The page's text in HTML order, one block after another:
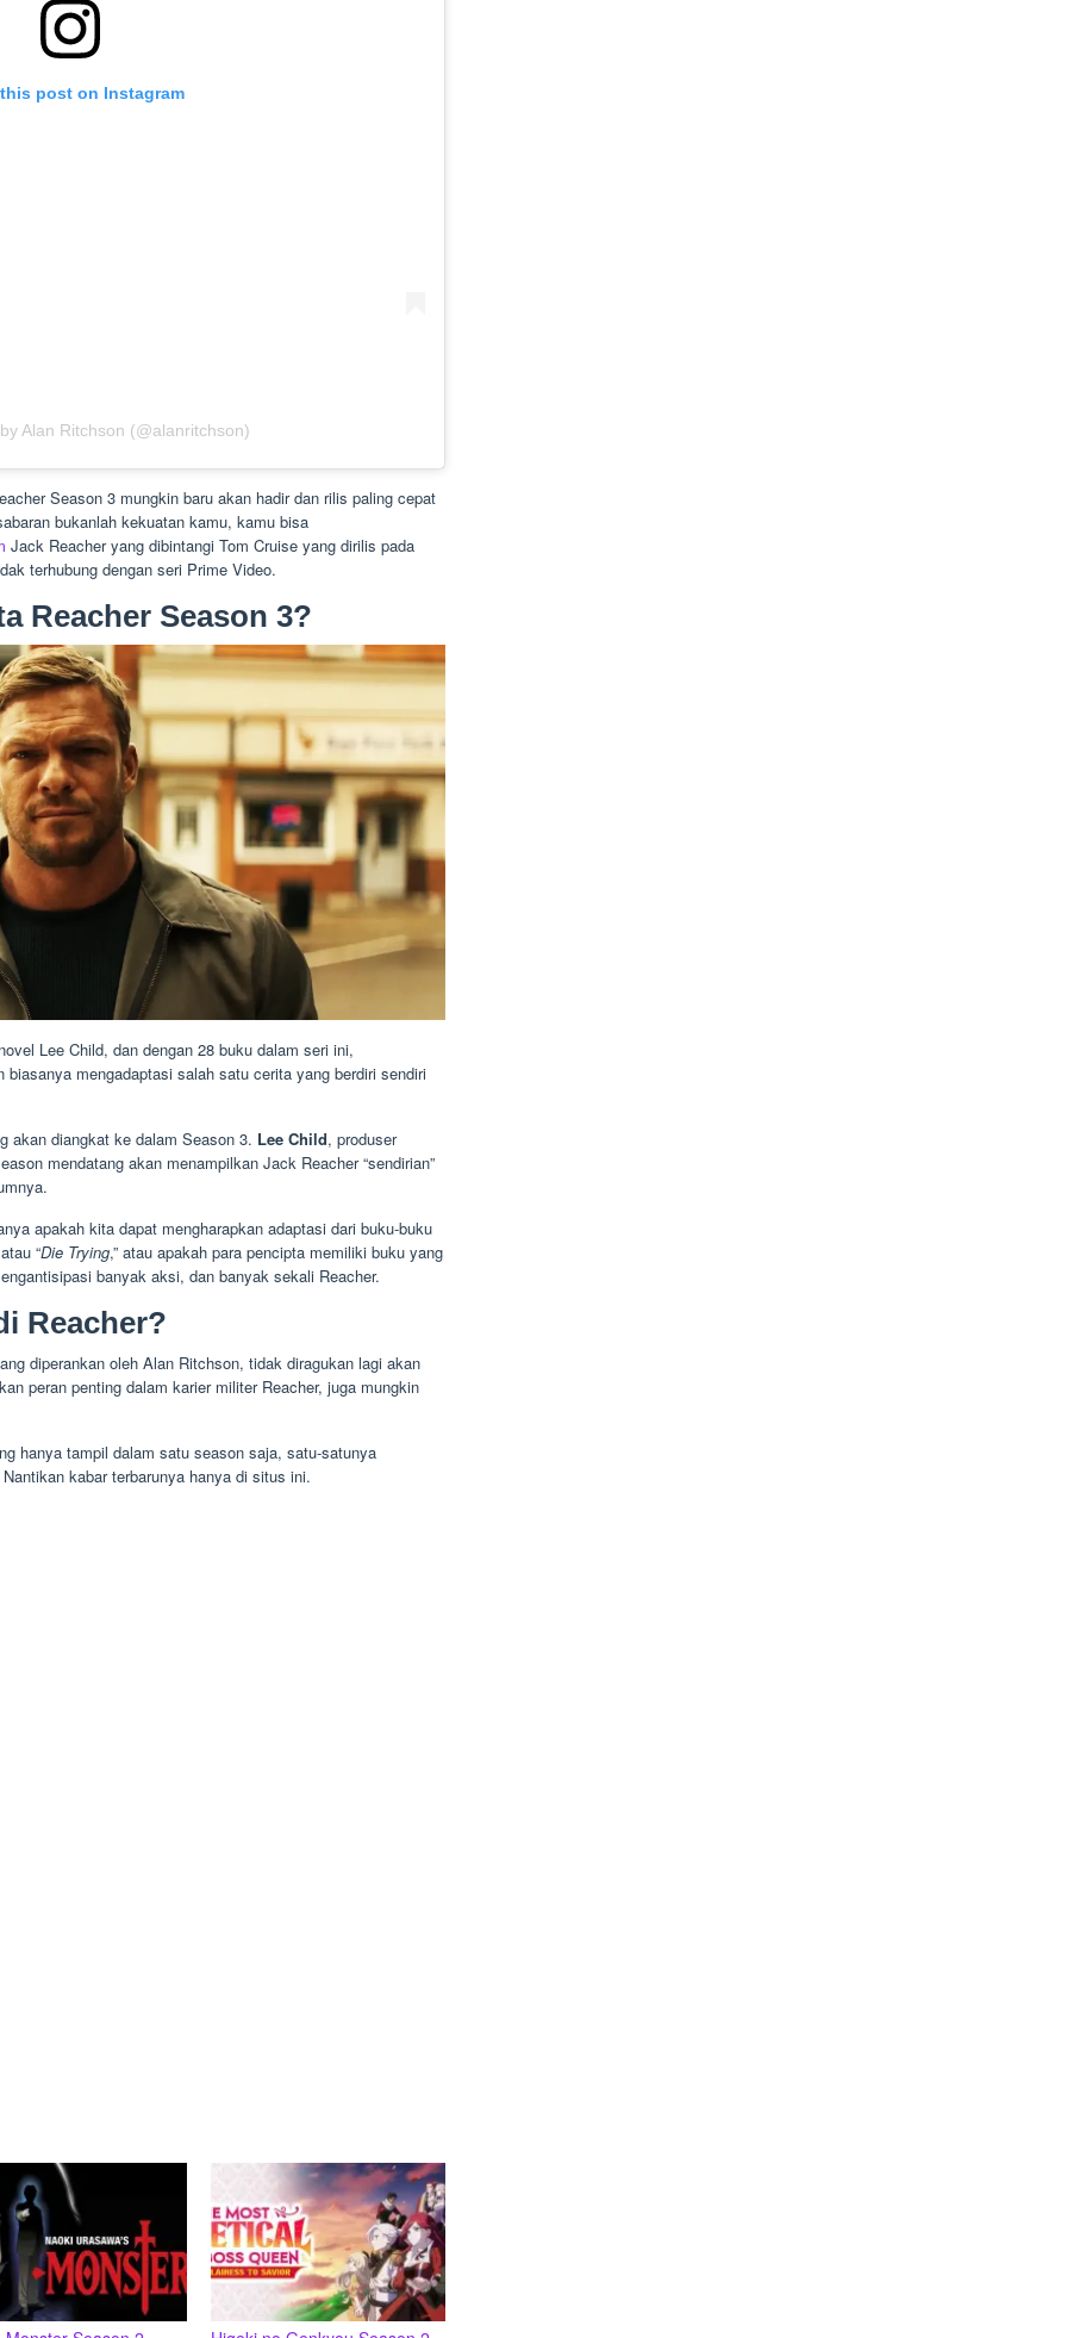
post on Instagram
Alan Ritchson (@alanritchson)
Season 3 mungkin baru akan hadir dan rilis paling cepat
bukanlah kekuatan kamu, kamu bisa
Jack Reacher yang dibintangi Tom Cruise yang dirilis pada
terhubung dengan seri Prime Video.
Reacher Season 3?
Lee Child, dan dengan 28 buku dalam seri ini,
mengadaptasi salah satu cerita yang berdiri sendiri
akan diangkat ke dalam Season 3. Lee Child, produser
mendatang akan menampilkan Jack Reacher “sendirian”
apakah kita dapat mengharapkan adaptasi dari buku-buku
“Die Trying,” atau apakah para pencipta memiliki buku yang
banyak aksi, dan banyak sekali Reacher.
Reacher?
diperankan oleh Alan Ritchson, tidak diragukan lagi akan
peran penting dalam karier militer Reacher, juga mungkin
hanya tampil dalam satu season saja, satu-satunya
kabar terbarunya hanya di situs ini.